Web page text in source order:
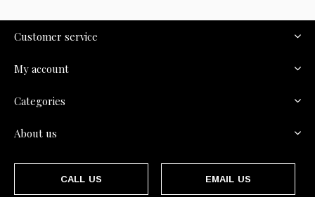
Customer service
My account
Categories
About us
CALL US EMAIL US